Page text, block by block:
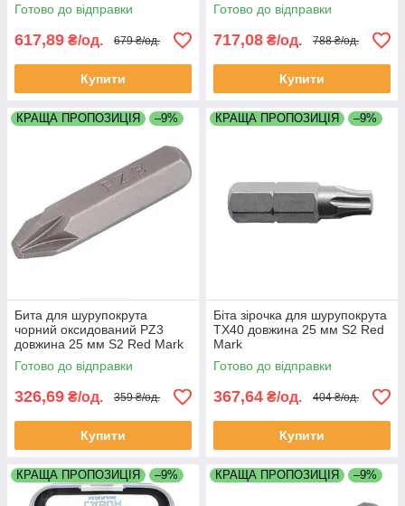
Готово до відправки
617,89 ₴/од. 679 ₴/од.
Купити
Готово до відправки
717,08 ₴/од. 788 ₴/од.
Купити
КРАЩА ПРОПОЗИЦІЯ –9%
Бита для шурупокрута
чорний оксидований PZ3
довжина 25 мм S2 Red Mark
(Impact)
Готово до відправки
326,69 ₴/од. 359 ₴/од.
Купити
КРАЩА ПРОПОЗИЦІЯ –9%
Біта зірочка для шурупокрута
TX40 довжина 25 мм S2 Red
Mark
Готово до відправки
367,64 ₴/од. 404 ₴/од.
Купити
КРАЩА ПРОПОЗИЦІЯ –9% КРАЩА ПРОПОЗИЦІЯ –9%